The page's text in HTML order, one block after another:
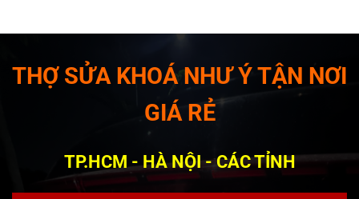
THỢ SỬA KHOÁ NHƯ Ý TẬN NƠI
GIÁ RẺ
TP.HCM - HÀ NỘI - CÁC TỈNH